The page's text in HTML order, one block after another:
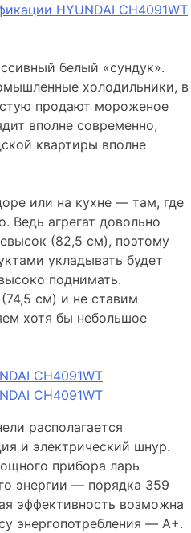
HYUNDAI CH4091WT
белый «сундук».
холодильники, в
продают мороженое
вполне современно,
квартиры вполне
или на кухне — там, где
Ведь агрегат довольно
(82,5 см), поэтому
укладывать будет
поднимать.
см) и не ставим
хотя бы небольшое
располагается
и электрический шнур.
прибора ларь
энергии — порядка 359
эффективность возможна
энергопотребления — A+.